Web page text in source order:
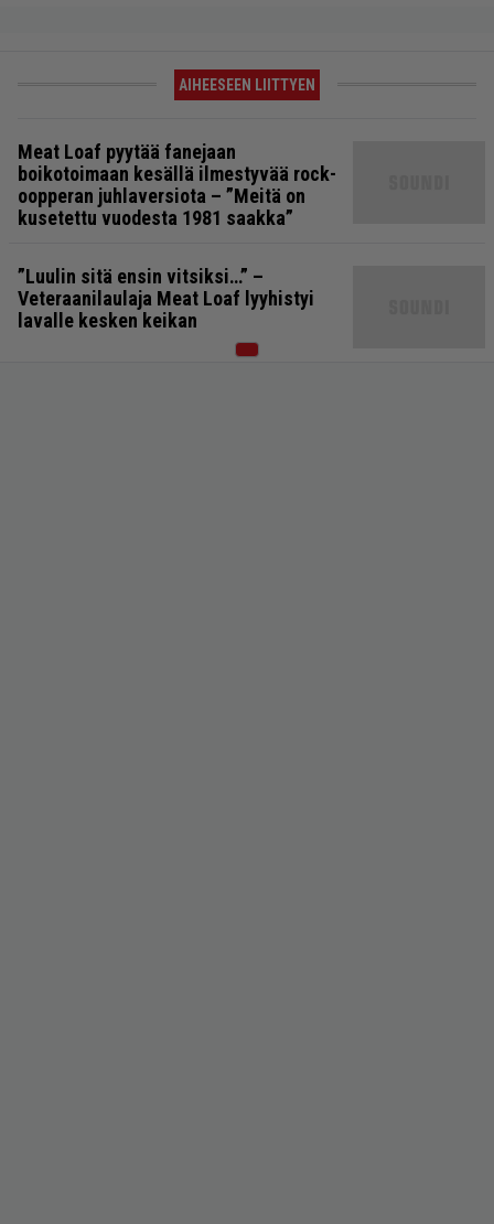
AIHEESEEN LIITTYEN
Meat Loaf pyytää fanejaan
boikotoimaan kesällä ilmestyvää rock-
oopperan juhlaversiota – ”Meitä on
kusetettu vuodesta 1981 saakka”
”Luulin sitä ensin vitsiksi…” –
Veteraanilaulaja Meat Loaf lyyhistyi
lavalle kesken keikan